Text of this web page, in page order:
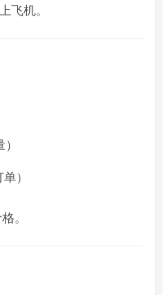
飞机。
）
。